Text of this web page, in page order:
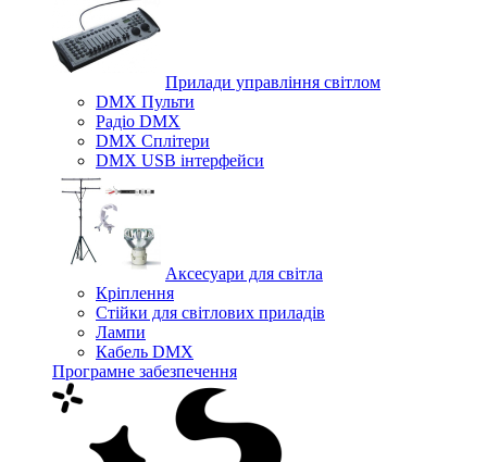
Прилади управління світлом
DMX Пульти
Радіо DMX
DMX Сплітери
DMX USB інтерфейси
Аксесуари для світла
Кріплення
Стійки для світлових приладів
Лампи
Кабель DMX
Програмне забезпечення